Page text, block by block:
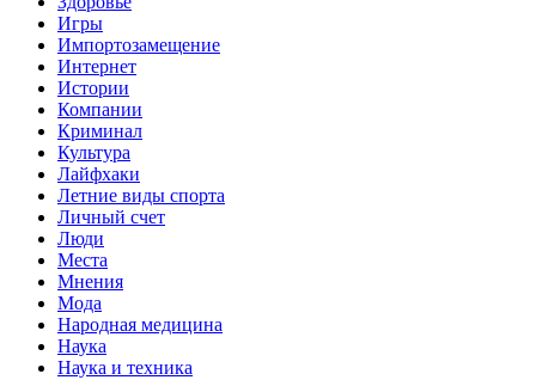
Игры
Импортозамещение
Интернет
Истории
Компании
Криминал
Культура
Лайфхаки
Летние виды спорта
Личный счет
Люди
Места
Мнения
Мода
Народная медицина
Наука
Наука и техника